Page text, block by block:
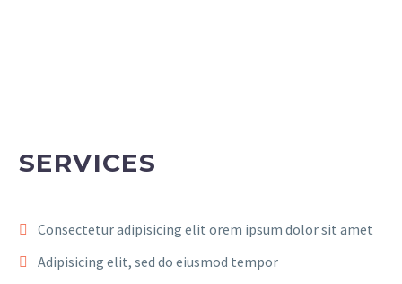
SERVICES
Consectetur adipisicing elit orem ipsum dolor sit amet
Adipisicing elit, sed do eiusmod tempor